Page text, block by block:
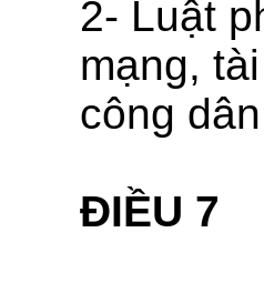
2- Luật
mạng,
công
ĐIỀU 7